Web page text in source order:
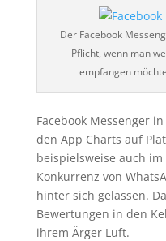
Der Facebook
Pflicht, wenn man
empfangen
Facebook Messenger
den App Charts auf
beispielsweise auch
Konkurrenz von
hinter sich gelassen.
Bewertungen in den
ihrem Ärger Luft.